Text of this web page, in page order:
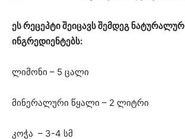
ეს რეცეპტი შეიცავს შემდეგ ნატურალურ
ინგრედიენტებს:
ლიმონი – 5 ცალი
მინერალური წყალი – 2 ლიტრი
კოჭა – 3-4 სმ